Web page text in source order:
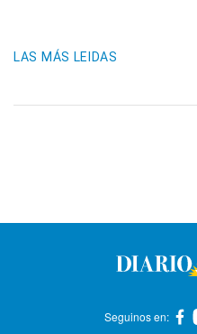
LAS MÁS LEIDAS
Seguinos en: